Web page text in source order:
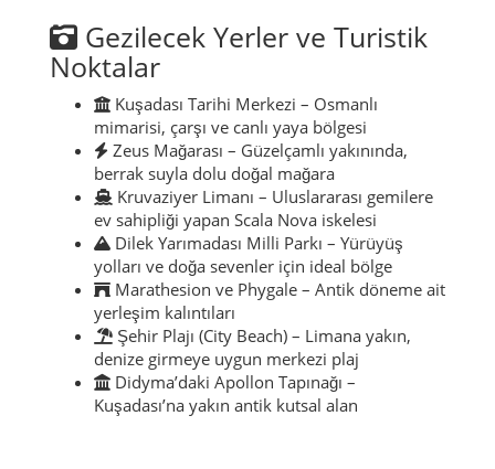
Gezilecek Yerler ve Turistik
Noktalar
Kuşadası Tarihi Merkezi – Osmanlı
mimarisi, çarşı ve canlı yaya bölgesi
Zeus Mağarası – Güzelçamlı yakınında,
berrak suyla dolu doğal mağara
Kruvaziyer Limanı – Uluslararası gemilere
ev sahipliği yapan Scala Nova iskelesi
Dilek Yarımadası Milli Parkı – Yürüyüş
yolları ve doğa sevenler için ideal bölge
Marathesion ve Phygale – Antik döneme ait
yerleşim kalıntıları
Şehir Plajı (City Beach) – Limana yakın,
denize girmeye uygun merkezi plaj
Didyma’daki Apollon Tapınağı –
Kuşadası’na yakın antik kutsal alan